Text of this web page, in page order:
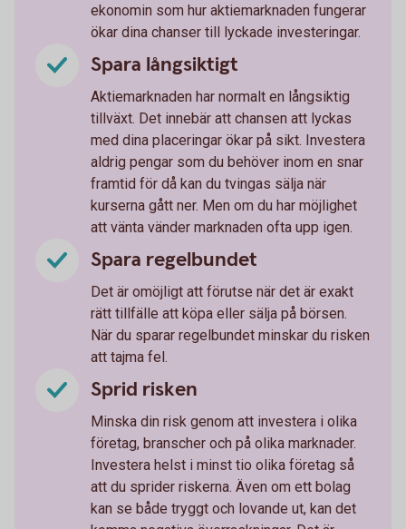
ekonomin som hur aktiemarknaden fungerar
ökar dina chanser till lyckade investeringar.
Spara långsiktigt
Aktiemarknaden har normalt en långsiktig
tillväxt. Det innebär att chansen att lyckas
med dina placeringar ökar på sikt. Investera
aldrig pengar som du behöver inom en snar
framtid för då kan du tvingas sälja när
kurserna gått ner. Men om du har möjlighet
att vänta vänder marknaden ofta upp igen.
Spara regelbundet
Det är omöjligt att förutse när det är exakt
rätt tillfälle att köpa eller sälja på börsen.
När du sparar regelbundet minskar du risken
att tajma fel.
Sprid risken
Minska din risk genom att investera i olika
företag, branscher och på olika marknader.
Investera helst i minst tio olika företag så
att du sprider riskerna. Även om ett bolag
kan se både tryggt och lovande ut, kan det